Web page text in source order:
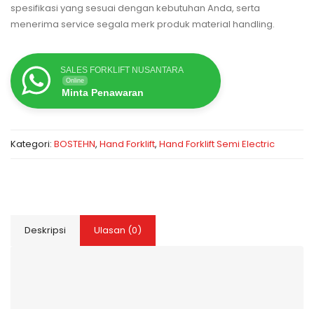
spesifikasi yang sesuai dengan kebutuhan Anda, serta
menerima service segala merk produk material handling.
SALES FORKLIFT NUSANTARA
Online
Minta Penawaran
Kategori: BOSTEHN, Hand Forklift, Hand Forklift Semi Electric
Deskripsi Ulasan (0)